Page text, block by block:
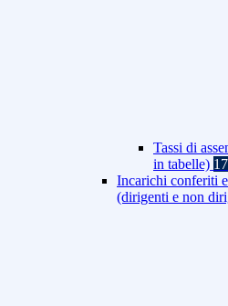
Tassi di
in tabelle) 17
Incarichi conferiti
(dirigenti e non